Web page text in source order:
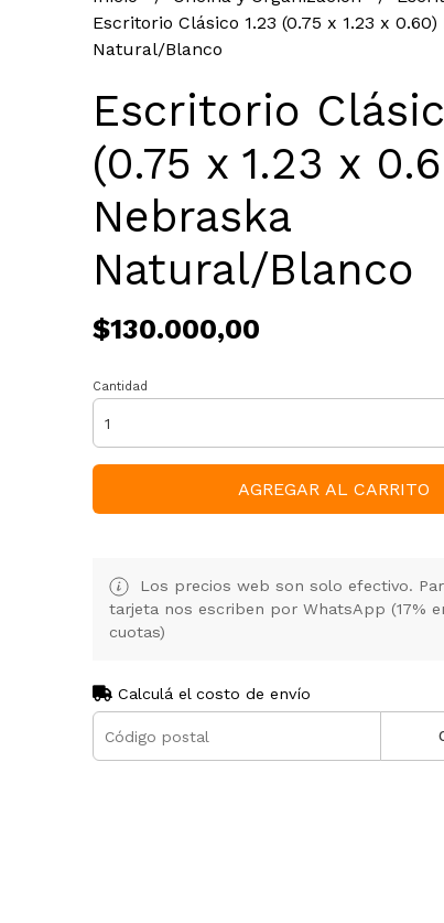
Escritorio Clásico 1.23 (0.75 x 1.23 x
Natural/Blanco
Escritorio
(0.75 x 1.23 x
Nebraska
Natural/Blanco
$130.000,00
Cantidad
AGREGAR AL CARRITO
Los precios web son solo efectivo.
tarjeta nos escriben por WhatsApp (17%
cuotas)
Calculá el costo de envío